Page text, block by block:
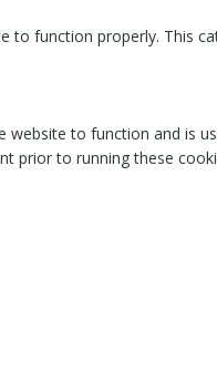
to function properly. This
to function and is
prior to running these